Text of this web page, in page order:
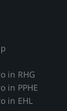
in RHG
in PPHE
in EHL